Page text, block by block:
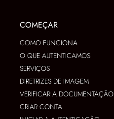
COMEÇAR
COMO FUNCIONA
O QUE AUTENTICAMOS
SERVIÇOS
DIRETRIZES DE IMAGEM
VERIFICAR A DOCUMENTAÇÃO
CRIAR CONTA